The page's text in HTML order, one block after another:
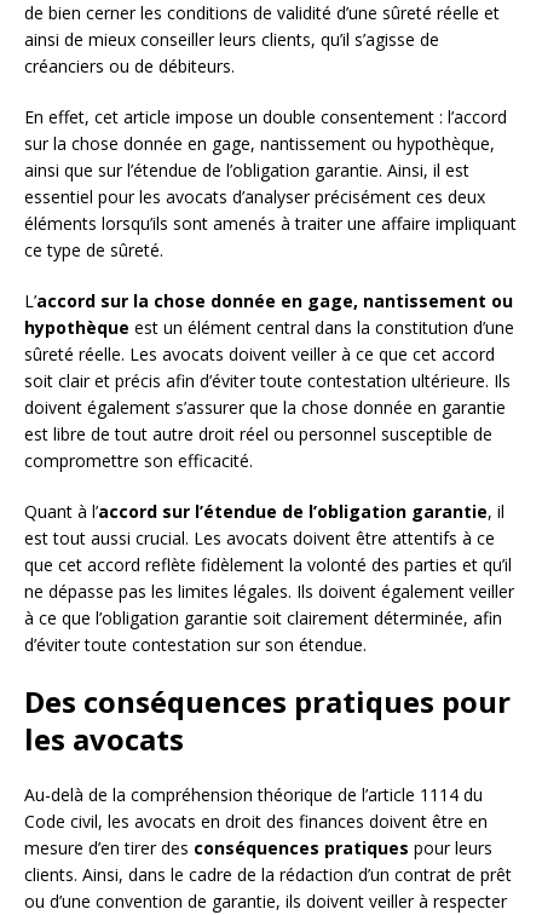
de bien cerner les conditions de validité d’une sûreté réelle et
ainsi de mieux conseiller leurs clients, qu’il s’agisse de
créanciers ou de débiteurs.
En effet, cet article impose un double consentement : l’accord
sur la chose donnée en gage, nantissement ou hypothèque,
ainsi que sur l’étendue de l’obligation garantie. Ainsi, il est
essentiel pour les avocats d’analyser précisément ces deux
éléments lorsqu’ils sont amenés à traiter une affaire impliquant
ce type de sûreté.
L’accord sur la chose donnée en gage, nantissement ou
hypothèque est un élément central dans la constitution d’une
sûreté réelle. Les avocats doivent veiller à ce que cet accord
soit clair et précis afin d’éviter toute contestation ultérieure. Ils
doivent également s’assurer que la chose donnée en garantie
est libre de tout autre droit réel ou personnel susceptible de
compromettre son efficacité.
Quant à l’accord sur l’étendue de l’obligation garantie, il
est tout aussi crucial. Les avocats doivent être attentifs à ce
que cet accord reflète fidèlement la volonté des parties et qu’il
ne dépasse pas les limites légales. Ils doivent également veiller
à ce que l’obligation garantie soit clairement déterminée, afin
d’éviter toute contestation sur son étendue.
Des conséquences pratiques pour
les avocats
Au-delà de la compréhension théorique de l’article 1114 du
Code civil, les avocats en droit des finances doivent être en
mesure d’en tirer des conséquences pratiques pour leurs
clients. Ainsi, dans le cadre de la rédaction d’un contrat de prêt
ou d’une convention de garantie, ils doivent veiller à respecter